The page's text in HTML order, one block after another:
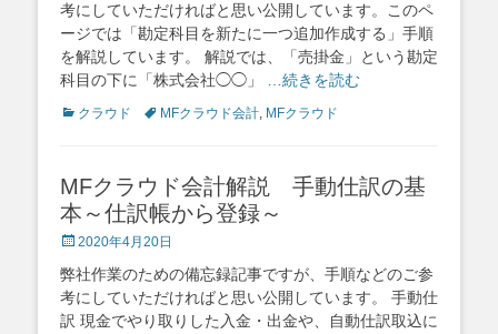
考にしていただければと思い公開しています。このペ
ージでは「勘定科目を新たに一つ追加作成する」手順
を解説しています。 解説では、「売掛金」という勘定
科目の下に「株式会社◯◯」
…続きを読む
Categories
クラウド TagsMFクラウド会計, MFクラウド
MFクラウド会計解説 手動仕訳の基
本～仕訳帳から登録～
Posted
2020年4月20日
弊社作業のための備忘録記事ですが、手順などのご参
考にしていただければと思い公開しています。 手動仕
訳 現金でやり取りした入金・出金や、自動仕訳取込に